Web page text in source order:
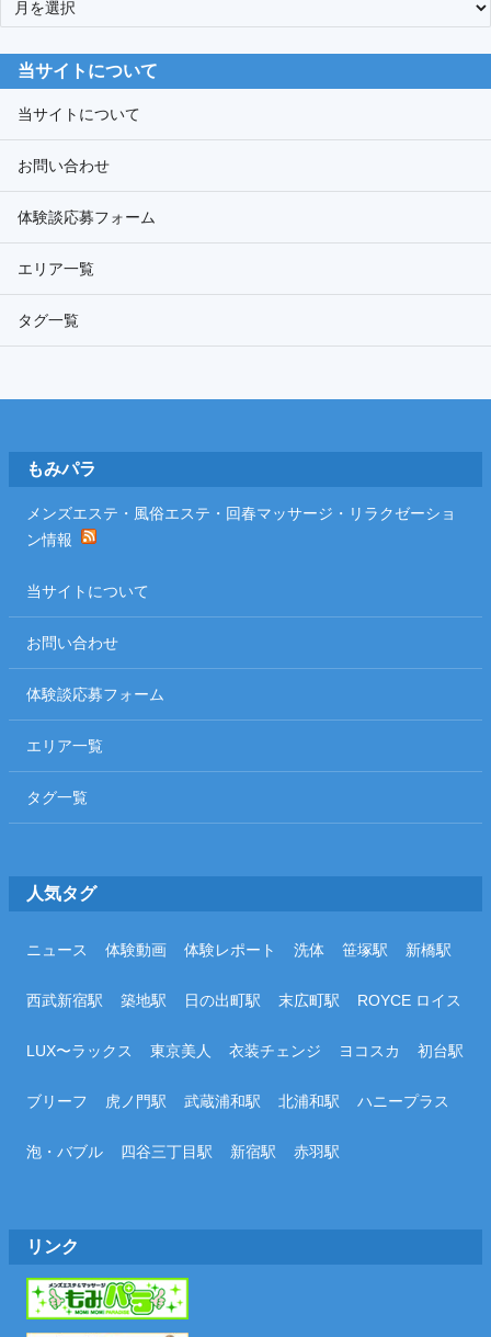
ー
カ
当サイトについて
当サイトについて
お問い合わせ
体験談応募フォーム
エリア一覧
タグ一覧
Footerもみパラ
メンズエステ・風俗エステ・回春マッサージ・リラクゼーショ
ン情報
当サイトについて
お問い合わせ
体験談応募フォーム
エリア一覧
タグ一覧
人気タグ
ニュース 体験動画 体験レポート 洗体 笹塚駅 新橋駅
西武新宿駅 築地駅 日の出町駅 末広町駅 ROYCE ロイス
LUX〜ラックス 東京美人 衣装チェンジ ヨコスカ 初台駅
ブリーフ 虎ノ門駅 武蔵浦和駅 北浦和駅 ハニープラス
泡・バブル 四谷三丁目駅 新宿駅 赤羽駅
リンク